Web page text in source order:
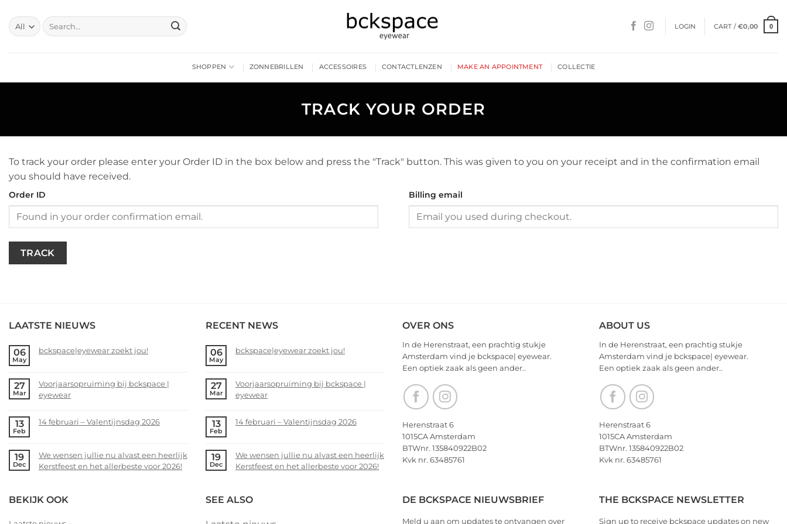
content
Search
for:
LOGIN CART /€0,00 0
SHOPPEN ZONNEBRILLEN ACCESSOIRES CONTACTLENZEN MAKE AN APPOINTMENT COLLECTIE
TRACK YOUR ORDER
To track your order please enter your Order ID in the box below and press the "Track" button. This was given to you on your receipt and in the confirmation email
you should have received.
Order ID Billing email
TRACK
LAATSTE NIEUWS
06
May
bckspace|eyewear zoekt jou!
on
bckspace|eyewear
jou!
27
Mar
Voorjaarsopruiming bij bckspace |
eyewear
Comments
bij
bckspace
13
Feb
14 februari – Valentijnsdag 2026
on
14
Valentijnsdag
19
Dec
We wensen jullie nu alvast een heerlijk
Kerstfeest en het allerbeste voor 2026!
on
RECENT NEWS
06
May
bckspace|eyewear zoekt jou!
on
bckspace|eyewear
jou!
27
Mar
Voorjaarsopruiming bij bckspace |
eyewear
Comments
bij
bckspace
13
Feb
14 februari – Valentijnsdag 2026
on
14
Valentijnsdag
19
Dec
We wensen jullie nu alvast een heerlijk
Kerstfeest en het allerbeste voor 2026!
on
OVER ONS
In de Herenstraat, een prachtig stukje
Amsterdam vind je bckspace| eyewear.
Een optiek zaak als geen ander..
Herenstraat 6
1015CA Amsterdam
BTWnr. 135840922B02
Kvk nr. 63485761
ABOUT US
In de Herenstraat, een prachtig stukje
Amsterdam vind je bckspace| eyewear.
Een optiek zaak als geen ander..
Herenstraat 6
1015CA Amsterdam
BTWnr. 135840922B02
Kvk nr. 63485761
BEKIJK OOK SEE ALSO DE BCKSPACE NIEUWSBRIEF
Meld u aan om updates te ontvangen over
THE BCKSPACE NEWSLETTER
Sign up to receive bckspace updates on new